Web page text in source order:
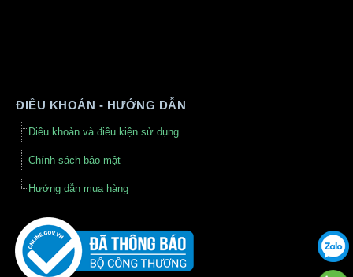
ĐIỀU KHOẢN - HƯỚNG DẪN
Điều khoản và điều kiện sử dụng
Chính sách bảo mật
Hướng dẫn mua hàng